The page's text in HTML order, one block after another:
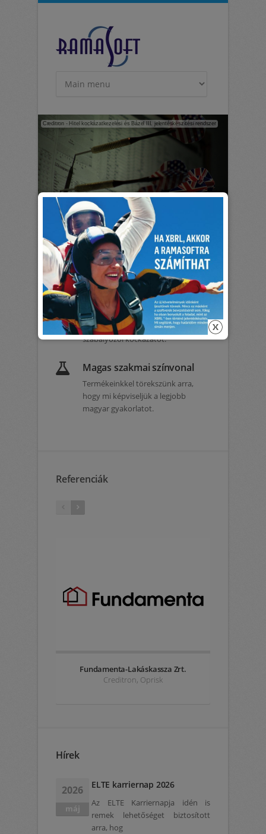
Ugrás a tartalomra
Creditron - Hitel kockázatkezelési és Bázel III. jelentéskészítési rendszer
Termékközpontúság
Nem egyedi megoldásokat
fejlesztünk, hanem termékeket.
Jogkövetés
Termékeinkre átalánydíjas
jogkövetést vállalunk, átvállalva a
szabályozói kockázatot.
Magas szakmai színvonal
Termékeinkkel törekszünk arra,
hogy mi képviseljük a legjobb
magyar gyakorlatot.
Referenciák
Fundamenta-Lakáskassza Zrt.
Creditron, Oprisk
Hírek
2026
máj
ELTE karriernap 2026
Az ELTE Karriernapja idén is
remek lehetőséget biztosított
arra, hog